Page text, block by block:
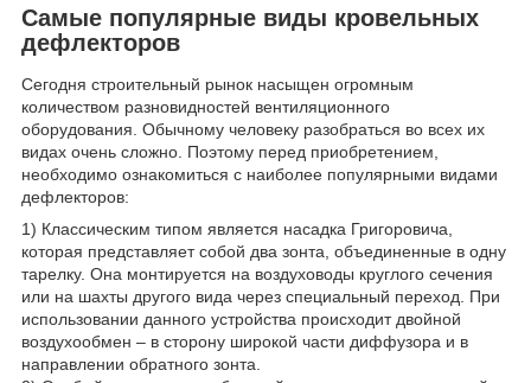
Самые популярные виды кровельных
дефлекторов
Сегодня строительный рынок насыщен огромным
количеством разновидностей вентиляционного
оборудования. Обычному человеку разобраться во всех их
видах очень сложно. Поэтому перед приобретением,
необходимо ознакомиться с наиболее популярными видами
дефлекторов:
1) Классическим типом является насадка Григоровича,
которая представляет собой два зонта, объединенные в одну
тарелку. Она монтируется на воздуховоды круглого сечения
или на шахты другого вида через специальный переход. При
использовании данного устройства происходит двойной
воздухообмен – в сторону широкой части диффузора и в
направлении обратного зонта.